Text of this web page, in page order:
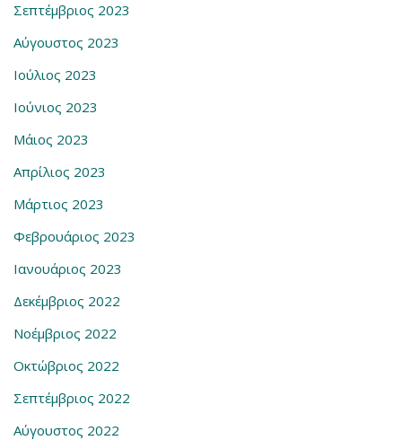
Σεπτέμβριος 2023
Αύγουστος 2023
Ιούλιος 2023
Ιούνιος 2023
Μάιος 2023
Απρίλιος 2023
Μάρτιος 2023
Φεβρουάριος 2023
Ιανουάριος 2023
Δεκέμβριος 2022
Νοέμβριος 2022
Οκτώβριος 2022
Σεπτέμβριος 2022
Αύγουστος 2022